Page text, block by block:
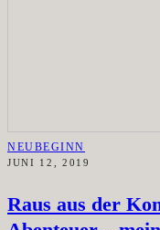
NEUBEGINN
JUNI 12, 2019
Raus aus der